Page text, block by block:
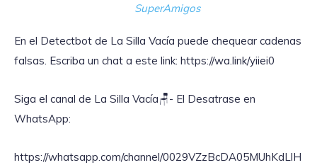
SuperAmigos
En el Detectbot de La Silla Vacía puede chequear cadenas
falsas. Escriba un chat a este link: https://wa.link/yiiei0‎
Siga el canal de La Silla Vacía🪑- El Desatrase en
WhatsApp:
https://whatsapp.com/channel/0029VZzBcDA05MUhKdLlH